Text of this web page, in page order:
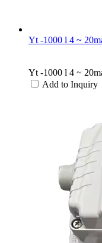
Yt -1000 l 4 ~
Yt -1000 l 4 ~
Add to Inquiry